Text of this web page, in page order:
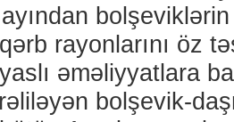
rayonlarını öz
əməliyyatlara
bolşevik-